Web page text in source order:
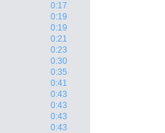
0:17
0:19
0:19
0:21
0:23
0:30
0:35
0:41
0:43
0:43
0:43
0:43